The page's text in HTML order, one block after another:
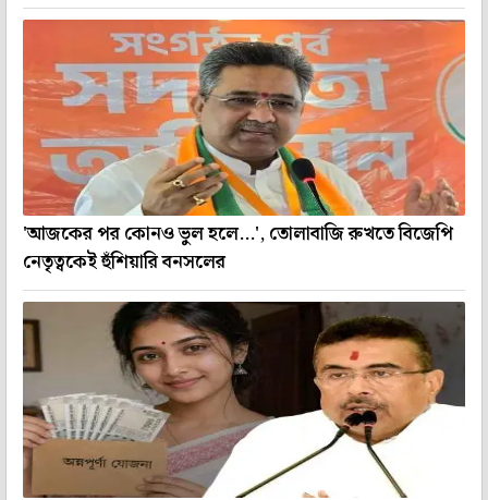
'আজকের পর কোনও ভুল হলে...', তোলাবাজি রুখতে বিজেপি
নেতৃত্বকেই হুঁশিয়ারি বনসলের